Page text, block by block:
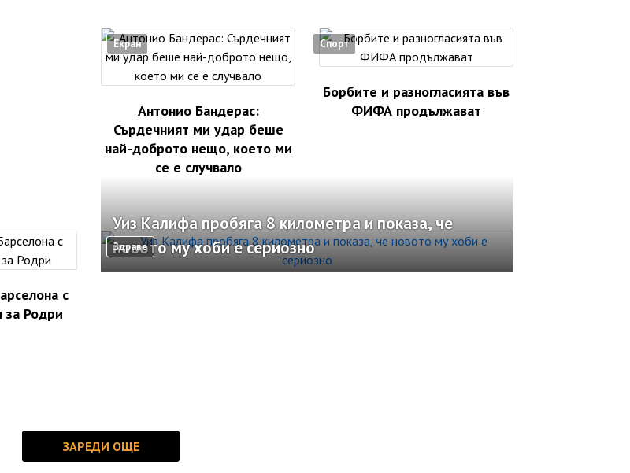
Екран
Антонио Бандерас:
Сърдечният ми удар беше
най-доброто нещо, което ми
се е случвало
Спорт
Борбите и разногласията във
ФИФА продължават
с
за Родри
Здраве
Уиз Калифа пробяга 8 километра и показа, че
новото му хоби е сериозно